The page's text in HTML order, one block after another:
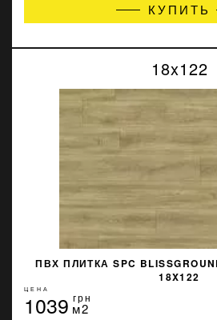
КУПИТЬ
18x122
ПВХ ПЛИТКА SPC
18X122
ЦЕНА
1039 грн
м2